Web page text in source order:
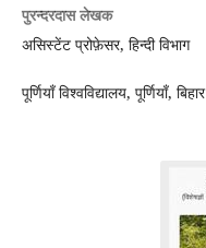
पुरन्दरदास लेखक
असिस्टेंट प्रोफ़ेसर, हिन्दी विभाग
पूर्णियाँ विश्वविद्यालय, पूर्णियाँ, बिहार